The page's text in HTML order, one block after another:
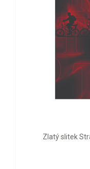
Zlatý slitek